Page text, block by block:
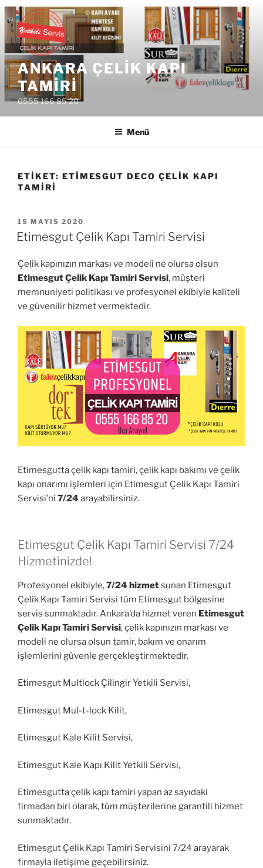
İçeriğe
geç
ANKARA ÇELIK KAPI
TAMIRI
0555 166 85 20
Menü
ETIKET: ETIMESGUT DECO ÇELIK KAPI
TAMIRI
YAYIM
TARIHI
15 MAYIS 2020
Etimesgut Çelik Kapı Tamiri Servisi
Çelik kapınızın markası ve modeli ne olursa olsun
Etimesgut Çelik Kapı Tamiri Servisi, müşteri
memnuniyeti politikası ve profesyonel ekibiyle kaliteli
ve güvenilir hizmet vermektedir.
Etimesgutta çelik kapı tamiri, çelik kapı bakımı ve çelik
kapı onarımı işlemleri için Etimesgut Çelik Kapı Tamiri
Servisi’ni 7/24 arayabilirsiniz.
Etimesgut Çelik Kapı Tamiri Servisi 7/24
Hizmetinizde!
Profesyonel ekibiyle,7/24 hizmetsunan Etimesgut
Çelik Kapı Tamiri Servisi tüm Etimesgut bölgesine
servis sunmaktadır. Ankara’da hizmet veren Etimesgut
Çelik Kapı Tamiri Servisi, çelik kapınızın markası ve
modeli ne olursa olsun tamir, bakım ve onarım
işlemlerini güvenle gerçekleştirmektedir.
Etimesgut Multlock Çilingir Yetkili Servisi,
Etimesgut Mul-t-lock Kilit,
Etimesgut Kale Kilit Servisi,
Etimesgut Kale Kapı Kilit Yetkili Servisi,
Etimesgutta çelik kapı tamiri yapan az sayıdaki
firmadan biri olarak, tüm müşterilerine garantili hizmet
sunmaktadır.
Etimesgut Çelik Kapı Tamiri Servisini 7/24 arayarak
firmayla iletişime geçebilirsiniz.